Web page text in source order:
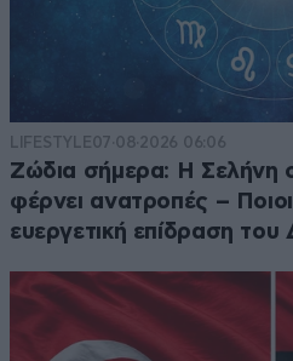
LIFESTYLE07·08·2026 06:06
Ζώδια σήμερα: Η Σελήνη
φέρνει ανατροπές –
ευεργετική επίδραση